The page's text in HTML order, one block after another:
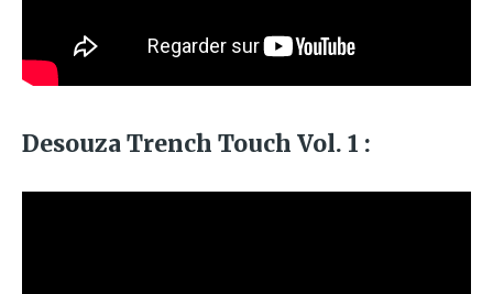
Desouza Trench Touch Vol. 1 :